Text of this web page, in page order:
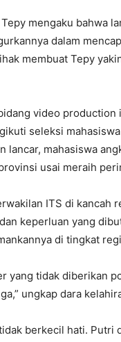
mengaku bahwa
dalam
membuat Tepy
video
seleksi
lancar, mahasiswa
usai meraih
ITS di kancah
keperluan yang
di tingkat
yang tidak diberikan
ungkap dara
berkecil hati. Putri